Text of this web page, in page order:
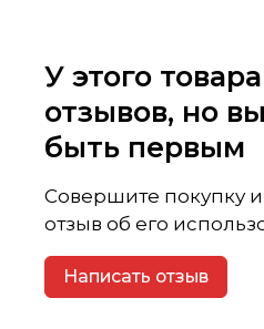
У этого
отзывов, но
быть первым
Совершите покупку и
отзыв об его
Написать отзыв